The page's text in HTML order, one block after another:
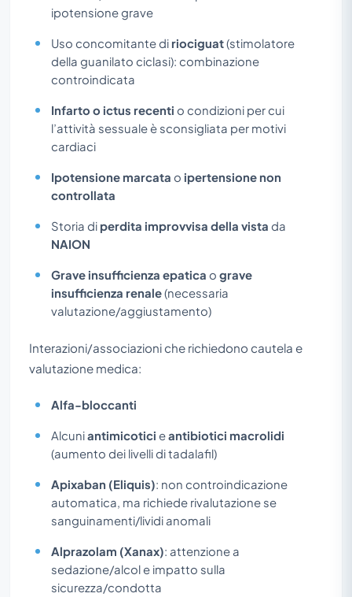
ipotensione grave
Uso concomitante di riociguat(stimolatore
della guanilato ciclasi): combinazione
controindicata
Infarto o ictus recenti o condizioni per cui
l’attività sessuale è sconsigliata per motivi
cardiaci
Ipotensione marcata o ipertensione non
controllata
Storia di perdita improvvisa della vista da
NAION
Grave insufficienza epatica o grave
insufficienza renale(necessaria
valutazione/aggiustamento)
Interazioni/associazioni che richiedono cautela e
valutazione medica:
Alfa-bloccanti
Alcuniantimicotici eantibiotici macrolidi
(aumento dei livelli di tadalafil)
Apixaban (Eliquis): non controindicazione
automatica, ma richiede rivalutazione se
sanguinamenti/lividi anomali
Alprazolam (Xanax): attenzione a
sedazione/alcol e impatto sulla
sicurezza/condotta